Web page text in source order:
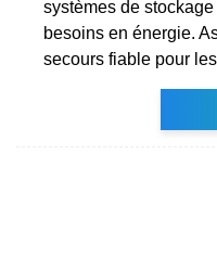
systèmes de
besoins en énergie.
secours fiable pour